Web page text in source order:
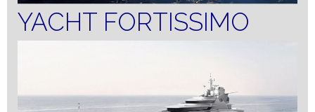
YACHT FORTISSIMO